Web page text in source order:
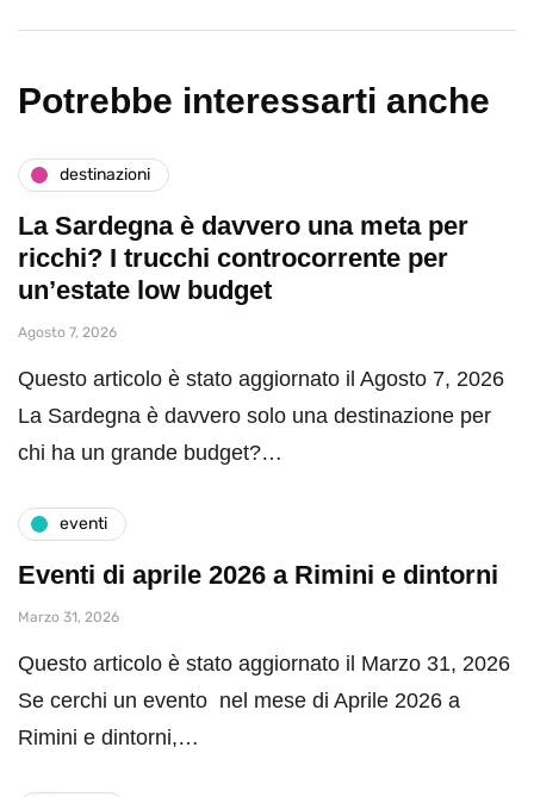
Potrebbe interessarti anche
destinazioni
La Sardegna è davvero una meta per
ricchi? I trucchi controcorrente per
un’estate low budget
Agosto 7, 2026
Questo articolo è stato aggiornato il Agosto 7, 2026
La Sardegna è davvero solo una destinazione per
chi ha un grande budget?…
eventi
Eventi di aprile 2026 a Rimini e dintorni
Marzo 31, 2026
Questo articolo è stato aggiornato il Marzo 31, 2026
Se cerchi un evento nel mese di Aprile 2026 a
Rimini e dintorni,…